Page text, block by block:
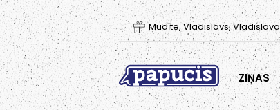
Mudīte, Vladislavs, Vladislava
ZIŅAS